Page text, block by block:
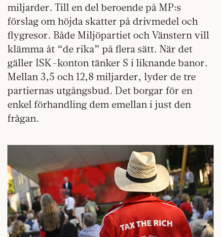
miljarder. Till en del beroende på MP:s
förslag om höjda skatter på drivmedel och
flygresor. Både Miljöpartiet och Vänstern vill
klämma åt “de rika” på flera sätt. När det
gäller ISK-konton tänker S i liknande banor.
Mellan 3,5 och 12,8 miljarder, lyder de tre
partiernas utgångsbud. Det borgar för en
enkel förhandling dem emellan i just den
frågan.